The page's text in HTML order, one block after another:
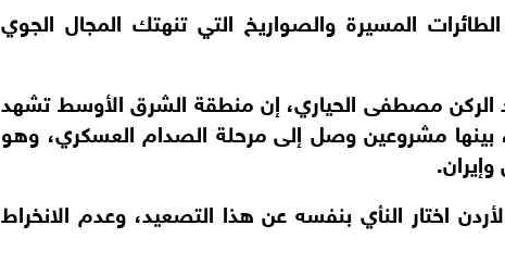
المسيرة والصواريخ التي تنهتك المجال الجوي
الركن مصطفى الحياري، إن منطقة الشرق الأوسط تشهد
بينها مشروعين وصل إلى مرحلة الصدام العسكري، وهو
اختار النأي بنفسه عن هذا التصعيد، وعدم الانخراط